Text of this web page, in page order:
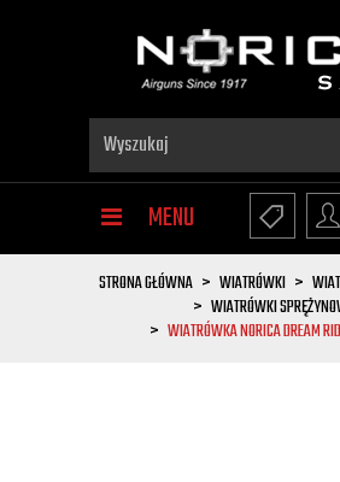
MENU
STRONA GŁÓWNA WIATRÓWKI
WIATRÓWKI
WIATRÓWKA NORICA DREAM